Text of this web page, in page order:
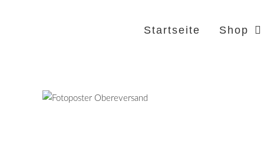
Startseite Shop